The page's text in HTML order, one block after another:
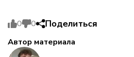
0 0 Поделиться
Автор материала